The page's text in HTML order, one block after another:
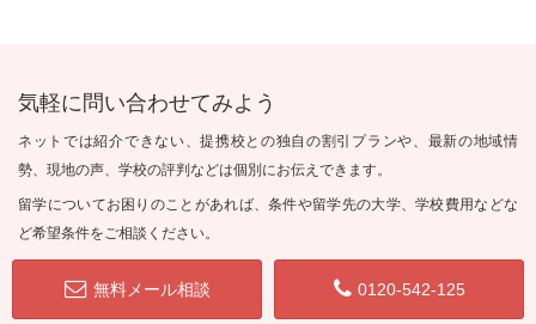
気軽に問い合わせてみよう
ネットでは紹介できない、提携校との独自の割引プランや、最新の地域情
勢、現地の声、学校の評判などは個別にお伝えできます。
留学についてお困りのことがあれば、条件や留学先の大学、学校費用などな
ど希望条件をご相談ください。
無料メール相談 0120-542-125